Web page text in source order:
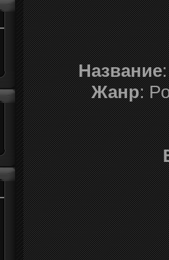
Название
Жанр: